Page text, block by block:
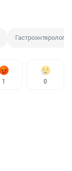
Гастроэнтеролог
1 0